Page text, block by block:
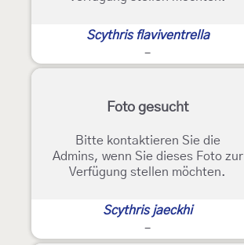
Scythris flaviventrella
-
Foto gesucht
Bitte kontaktieren Sie die
Admins, wenn Sie dieses Foto zur
Verfügung stellen möchten.
Scythris jaeckhi
-